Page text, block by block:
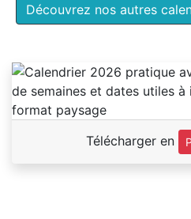
Découvrez nos autres
Télécharger en